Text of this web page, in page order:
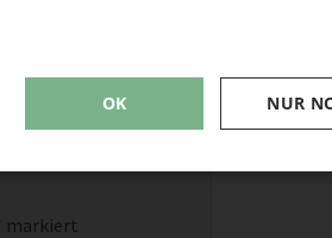
markiert
OK NUR